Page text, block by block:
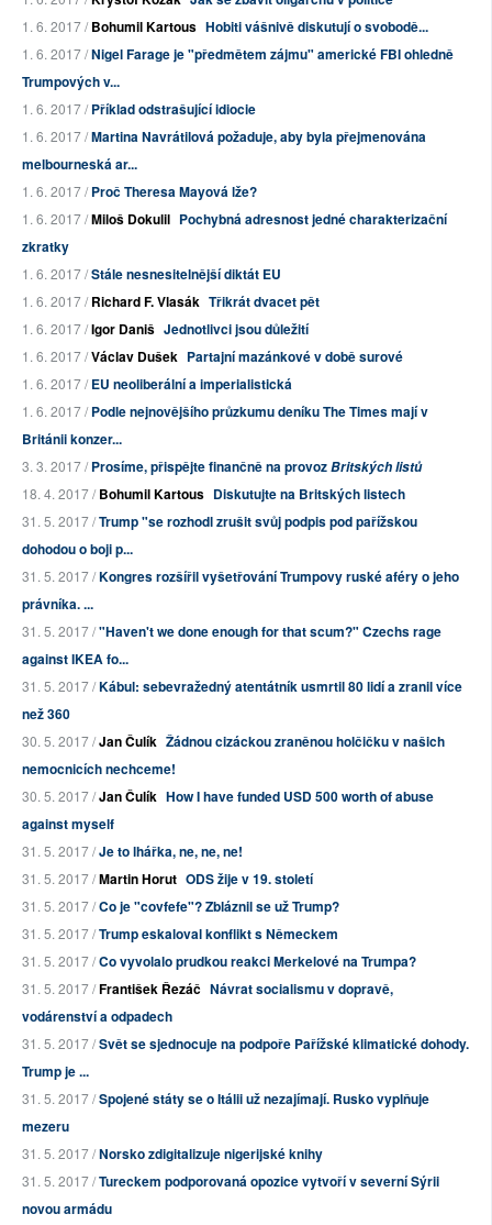
1. 6. 2017 /Bohumil Kartous Hobiti vášnivě diskutují o svobodě...
1. 6. 2017 /Nigel Farage je "předmětem zájmu" americké FBI ohledně
Trumpových v...
1. 6. 2017 /Příklad odstrašující idiocie
1. 6. 2017 /Martina Navrátilová požaduje, aby byla přejmenována
melbourneská ar...
1. 6. 2017 /Proč Theresa Mayová lže?
1. 6. 2017 /Miloš Dokulil Pochybná adresnost jedné charakterizační
zkratky
1. 6. 2017 /Stále nesnesitelnější diktát EU
1. 6. 2017 /Richard F. Vlasák Třikrát dvacet pět
1. 6. 2017 /Igor Daniš Jednotlivci jsou důležití
1. 6. 2017 /Václav Dušek Partajní mazánkové v době surové
1. 6. 2017 /EU neoliberální a imperialistická
1. 6. 2017 /Podle nejnovějšího průzkumu deníku The Times mají v
Británii konzer...
3. 3. 2017 /Prosíme, přispějte finančně na provozBritských listů
18. 4. 2017 /Bohumil Kartous Diskutujte na Britských listech
31. 5. 2017 /Trump "se rozhodl zrušit svůj podpis pod pařížskou
dohodou o boji p...
31. 5. 2017 /Kongres rozšířil vyšetřování Trumpovy ruské aféry o jeho
právníka. ...
31. 5. 2017 /"Haven't we done enough for that scum?" Czechs rage
against IKEA fo...
31. 5. 2017 /Kábul: sebevražedný atentátník usmrtil 80 lidí a zranil více
než 360
30. 5. 2017 /Jan Čulík Žádnou cizáckou zraněnou holčičku v našich
nemocnicích nechceme!
30. 5. 2017 /Jan Čulík How I have funded USD 500 worth of abuse
against myself
31. 5. 2017 /Je to lhářka, ne, ne, ne!
31. 5. 2017 /Martin Horut ODS žije v 19. století
31. 5. 2017 /Co je "covfefe"? Zbláznil se už Trump?
31. 5. 2017 /Trump eskaloval konflikt s Německem
31. 5. 2017 /Co vyvolalo prudkou reakci Merkelové na Trumpa?
31. 5. 2017 /František Řezáč Návrat socialismu v dopravě,
vodárenství a odpadech
31. 5. 2017 /Svět se sjednocuje na podpoře Pařížské klimatické dohody.
Trump je ...
31. 5. 2017 /Spojené státy se o Itálii už nezajímají. Rusko vyplňuje
mezeru
31. 5. 2017 /Norsko zdigitalizuje nigerijské knihy
31. 5. 2017 /Tureckem podporovaná opozice vytvoří v severní Sýrii
novou armádu